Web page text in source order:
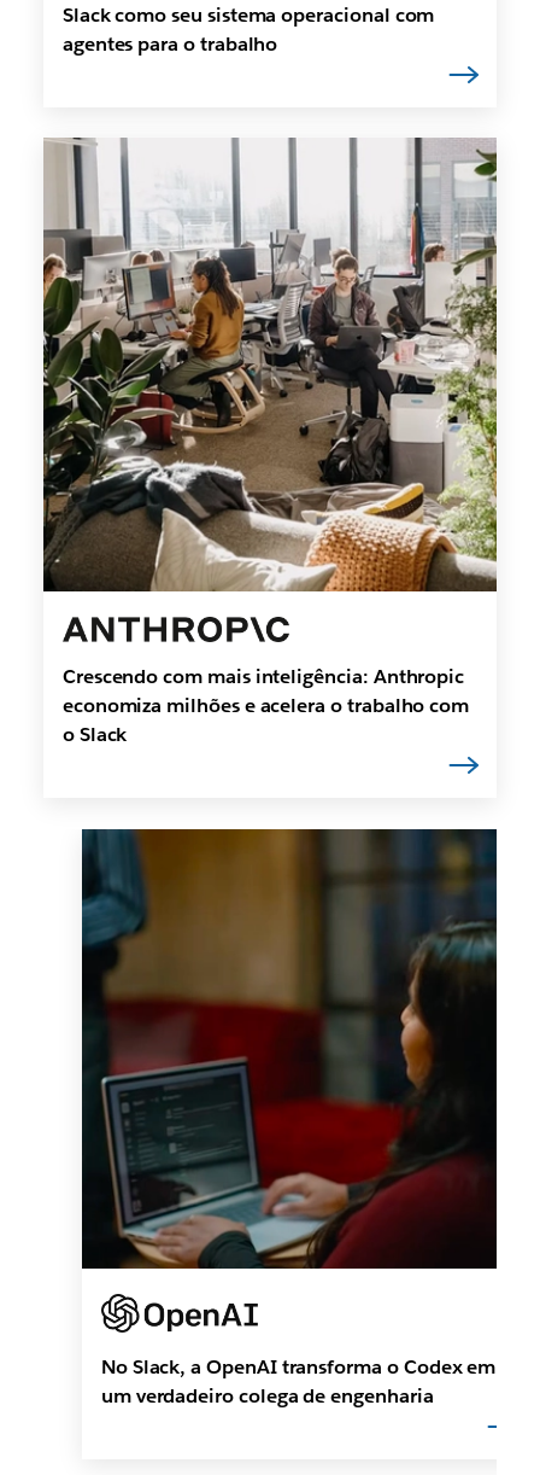
Slack como seu sistema operacional com
agentes para o trabalho
Crescendo com mais inteligência: Anthropic
economiza milhões e acelera o trabalho com
o Slack
No Slack, a OpenAI transforma o Codex em
um verdadeiro colega de engenharia